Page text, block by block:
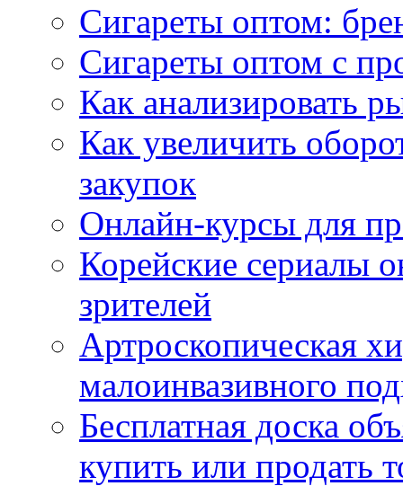
Сигареты оптом:
Сигареты оптом с
Как анализировать
Как увеличить
закупок
Онлайн-курсы для
Корейские сериалы
зрителей
Артроскопическая
малоинвазивного
Бесплатная доска
купить или продать